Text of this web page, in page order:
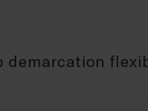
demarcation